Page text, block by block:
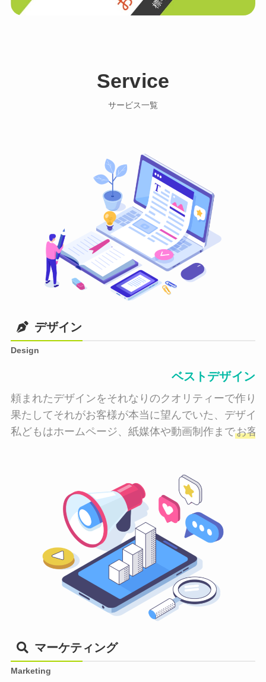
Service
サービス一覧
デザイン
Design
ベストデザイン
頼まれたデザインをそれなりのクオリティーで作り
果たしてそれがお客様が本当に望んでいた、デザイ
私どもはホームページ、紙媒体や動画制作までお客
マーケティング
Marketing